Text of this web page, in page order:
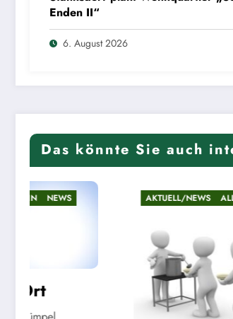
Enden II“
6. August 2026
Das könnte Sie auch
AKTUELL/NEWS ALLGEMEIN NEWS